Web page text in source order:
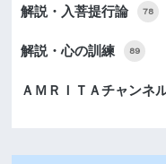
解説・入菩提行論 78
解説・心の訓練 89
ＡＭＲＩＴＡチャンネ